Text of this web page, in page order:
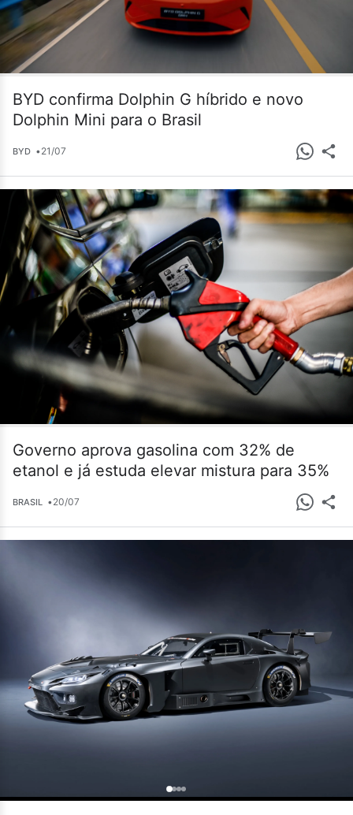
BYD confirma Dolphin G híbrido e novo
Dolphin Mini para o Brasil
BYD •21/07
Governo aprova gasolina com 32% de
etanol e já estuda elevar mistura para 35%
BRASIL •20/07